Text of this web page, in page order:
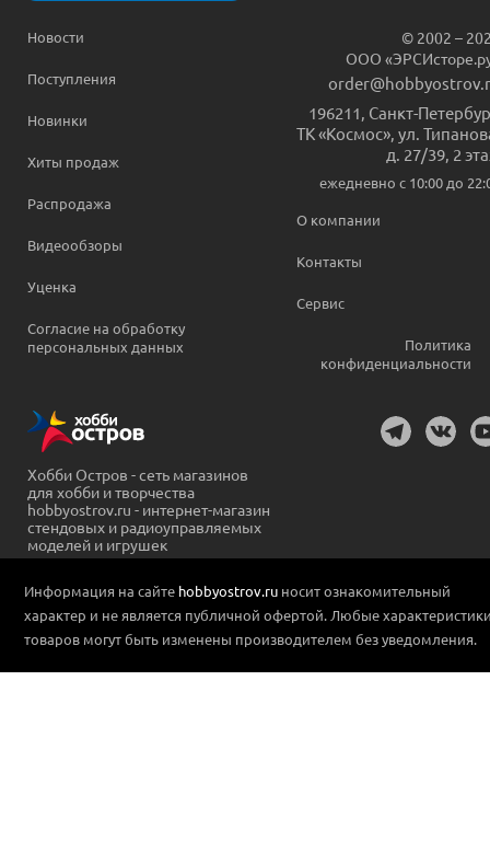
Новости
Поступления
Новинки
Хиты продаж
Распродажа
Видеообзоры
Уценка
Согласие на обработку
персональных данных
© 2002 –
ООО
196211, Санкт-
ТК «Космос», ул.
д. 27/39, 2
ежедневно c 10:00 до
О компании
Контакты
Сервис
Политика
конфиденциальности
Хобби Остров - сеть магазинов
для хобби и творчества
hobbyostrov.ru - интернет-магазин
стендовых и радиоуправляемых
моделей и игрушек
Информация на сайте hobbyostrov.ru носит ознакомительный
характер и не является публичной офертой. Любые
товаров могут быть изменены производителем без уведомления.